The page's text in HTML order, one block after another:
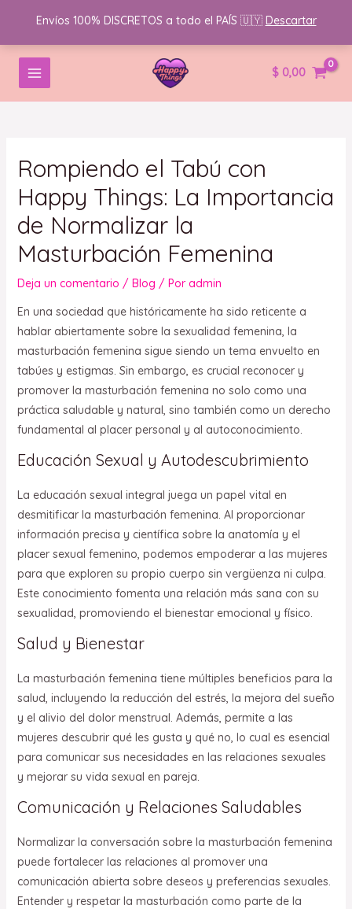
Envíos 100% DISCRETOS a todo el PAÍS 🇺🇾 Descartar
contenido
MAIN
MENU
$ 0,00
Rompiendo el Tabú con
Happy Things: La Importancia
de Normalizar la
Masturbación Femenina
Deja un comentario / Blog / Poradmin
En una sociedad que históricamente ha sido reticente a
hablar abiertamente sobre la sexualidad femenina, la
masturbación femenina sigue siendo un tema envuelto en
tabúes y estigmas. Sin embargo, es crucial reconocer y
promover la masturbación femenina no solo como una
práctica saludable y natural, sino también como un derecho
fundamental al placer personal y al autoconocimiento.
Educación Sexual y Autodescubrimiento
La educación sexual integral juega un papel vital en
desmitificar la masturbación femenina. Al proporcionar
información precisa y científica sobre la anatomía y el
placer sexual femenino, podemos empoderar a las mujeres
para que exploren su propio cuerpo sin vergüenza ni culpa.
Este conocimiento fomenta una relación más sana con su
sexualidad, promoviendo el bienestar emocional y físico.
Salud y Bienestar
La masturbación femenina tiene múltiples beneficios para la
salud, incluyendo la reducción del estrés, la mejora del sueño
y el alivio del dolor menstrual. Además, permite a las
mujeres descubrir qué les gusta y qué no, lo cual es esencial
para comunicar sus necesidades en las relaciones sexuales
y mejorar su vida sexual en pareja.
Comunicación y Relaciones Saludables
Normalizar la conversación sobre la masturbación femenina
puede fortalecer las relaciones al promover una
comunicación abierta sobre deseos y preferencias sexuales.
Entender y respetar la masturbación como parte de la
entradas